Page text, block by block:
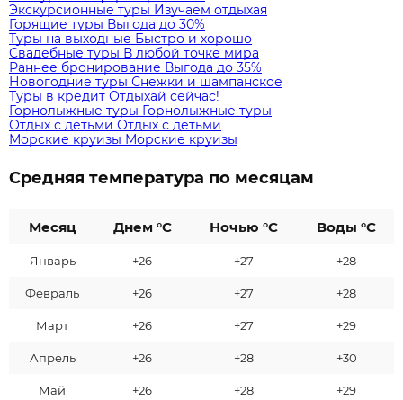
Экскурсионные туры Изучаем отдыхая
Горящие туры Выгода до 30%
Туры на выходные Быстро и хорошо
Свадебные туры В любой точке мира
Раннее бронирование Выгода до 35%
Новогодние туры Снежки и шампанское
Туры в кредит Отдыхай сейчас!
Горнолыжные туры Горнолыжные туры
Отдых с детьми Отдых с детьми
Морские круизы Морские круизы
Средняя температура по месяцам
Месяц Днем °C Ночью °C Воды °C
Январь +26 +27 +28
Февраль +26 +27 +28
Март +26 +27 +29
Апрель +26 +28 +30
Май +26 +28 +29